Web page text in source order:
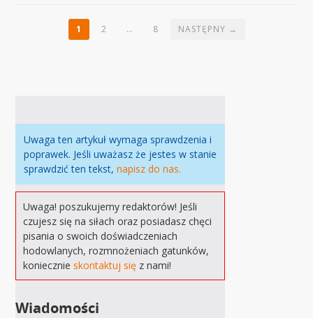
1 2 … 8 NASTĘPNY →
Uwaga ten artykuł wymaga sprawdzenia i
poprawek. Jeśli uważasz że jestes w stanie
sprawdzić ten tekst,napisz do nas.
Uwaga! poszukujemy redaktorów! Jeśli
czujesz się na siłach oraz posiadasz chęci
pisania o swoich doświadczeniach
hodowlanych, rozmnożeniach gatunków,
koniecznieskontaktuj się z nami!
Wiadomości